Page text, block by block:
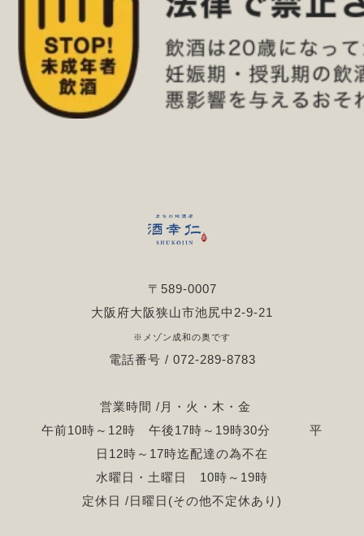
〒589-0007
大阪府大阪狭山市池尻中2-9-21
※メゾン成和の奥です
電話番号 / 072-289-8783
営業時間 /月・火・木・金
午前10時～12時 午後17時～19時30分 平
日12時～17時迄配達の為不在
水曜日・土曜日 10時～19時
定休日 /日曜日(その他不定休あり)